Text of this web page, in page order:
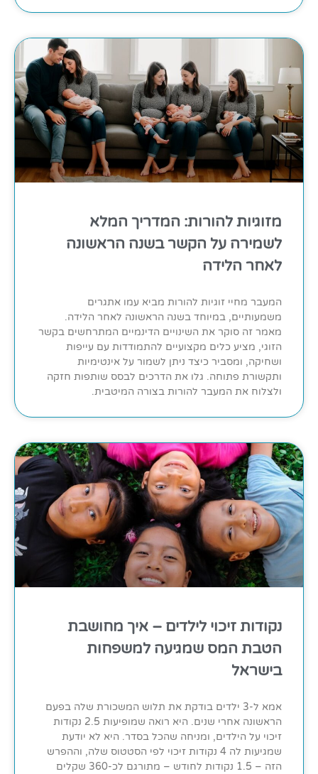
מזוגיות להורות: המדריך המלא
לשמירה על הקשר בשנה הראשונה
לאחר הלידה
המעבר מחיי זוגיות להורות מביא עמו אתגרים
משמעותיים, במיוחד בשנה הראשונה לאחר הלידה.
מאמר זה סוקר את השינויים הדינמיים המתרחשים בקשר
הזוגי, מציע כלים מקצועיים להתמודדות עם עייפות
ושחיקה, ומסביר כיצד ניתן לשמור על אינטימיות
ותקשורת פתוחה. גלו את הדרכים לבסס שותפות חזקה
ולצלוח את המעבר להורות בצורה המיטבית.
נקודות זיכוי לילדים – איך מחושבת
הטבת המס שמגיעה למשפחות
בישראל
אמא ל-3 ילדים בודקת את תלוש המשכורת שלה בפעם
הראשונה אחרי שנים. היא רואה שמופיעות 2.5 נקודות
זיכוי על הילדים, ומניחה שהכל בסדר. היא לא יודעת
שמגיעות לה 4 נקודות זיכוי לפי הסטטוס שלה, וההפרש
הזה – 1.5 נקודות לחודש – מתורגם לכ-360 שקלים